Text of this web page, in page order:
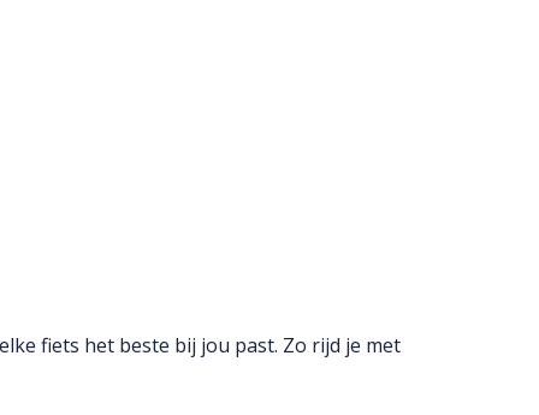
fiets het beste bij jou past. Zo rijd je met